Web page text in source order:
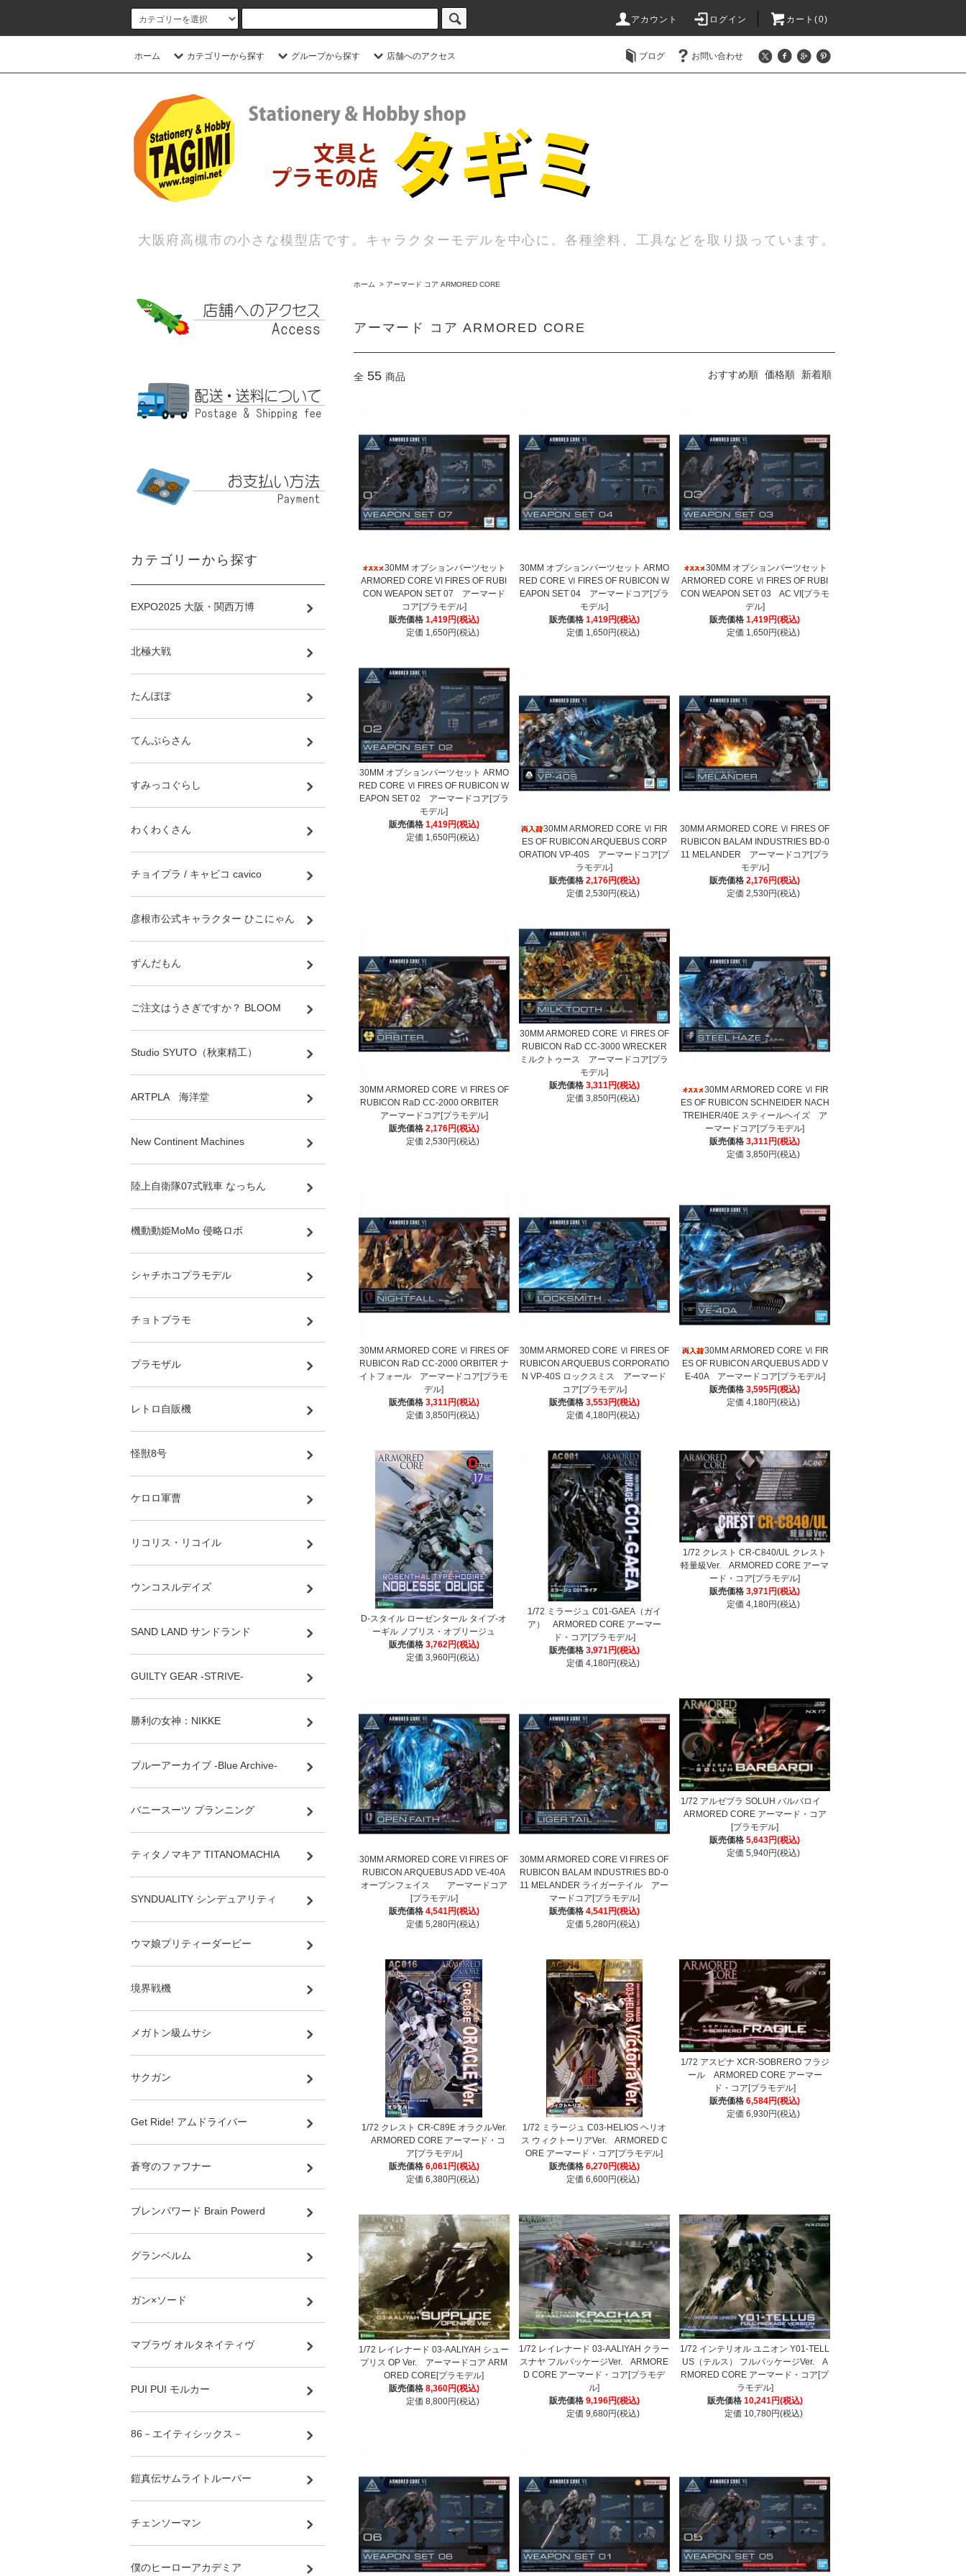
アカウント ログイン カート(0)
ホーム カテゴリーから探す グループから探す 店舗へのアクセス ブログ お問い合わせ
大阪府高槻市の小さな模型店です。キャラクターモデルを中心に、各種塗料、工具などを取り扱っています。
ホーム > アーマード コア ARMORED CORE
アーマード コア ARMORED CORE
全 55 商品 おすすめ順 価格順 新着順
30MM オプションパーツセット
ARMORED CORE VI FIRES OF RUBI
CON WEAPON SET 07 アーマード
コア[プラモデル]
販売価格 1,419円(税込)
定価 1,650円(税込)
30MM オプションパーツセット ARMO
RED CORE Ⅵ FIRES OF RUBICON W
EAPON SET 04 アーマードコア[プラ
モデル]
販売価格 1,419円(税込)
定価 1,650円(税込)
30MM オプションパーツセット
ARMORED CORE Ⅵ FIRES OF RUBI
CON WEAPON SET 03 AC VI[プラモ
デル]
販売価格1,419円(税込)
定価 1,650円(税込)
30MM オプションパーツセット ARMO
RED CORE Ⅵ FIRES OF RUBICON W
EAPON SET 02 アーマードコア[プラ
モデル]
販売価格 1,419円(税込)
定価 1,650円(税込)
30MM ARMORED CORE Ⅵ FIR
ES OF RUBICON ARQUEBUS CORP
ORATION VP-40S アーマードコア[プ
ラモデル]
販売価格 2,176円(税込)
定価 2,530円(税込)
30MM ARMORED CORE Ⅵ FIRES OF
RUBICON BALAM INDUSTRIES BD-0
11 MELANDER アーマードコア[プラ
モデル]
販売価格2,176円(税込)
定価 2,530円(税込)
30MM ARMORED CORE Ⅵ FIRES OF
RUBICON RaD CC-2000 ORBITER
アーマードコア[プラモデル]
販売価格 2,176円(税込)
定価 2,530円(税込)
30MM ARMORED CORE Ⅵ FIRES OF
RUBICON RaD CC-3000 WRECKER
ミルクトゥース アーマードコア[プラ
モデル]
販売価格 3,311円(税込)
定価 3,850円(税込)
30MM ARMORED CORE Ⅵ FIR
ES OF RUBICON SCHNEIDER NACH
TREIHER/40E スティールヘイズ ア
ーマードコア[プラモデル]
販売価格3,311円(税込)
定価 3,850円(税込)
30MM ARMORED CORE Ⅵ FIRES OF
RUBICON RaD CC-2000 ORBITER ナ
イトフォール アーマードコア[プラモ
デル]
販売価格 3,311円(税込)
定価 3,850円(税込)
30MM ARMORED CORE Ⅵ FIRES OF
RUBICON ARQUEBUS CORPORATIO
N VP-40S ロックスミス アーマード
コア[プラモデル]
販売価格 3,553円(税込)
定価 4,180円(税込)
30MM ARMORED CORE Ⅵ FIR
ES OF RUBICON ARQUEBUS ADD V
E-40A アーマードコア[プラモデル]
販売価格3,595円(税込)
定価 4,180円(税込)
D-スタイル ローゼンタール タイプ-オ
ーギル ノブリス・オブリージュ
販売価格 3,762円(税込)
定価 3,960円(税込)
1/72 ミラージュ C01-GAEA（ガイ
ア） ARMORED CORE アーマー
ド・コア[プラモデル]
販売価格 3,971円(税込)
定価 4,180円(税込)
1/72 クレスト CR-C840/UL クレスト
軽量級Ver. ARMORED CORE アーマ
ード・コア[プラモデル]
販売価格3,971円(税込)
定価 4,180円(税込)
30MM ARMORED CORE VI FIRES OF
RUBICON ARQUEBUS ADD VE-40A
オープンフェイス アーマードコア
[プラモデル]
販売価格 4,541円(税込)
定価 5,280円(税込)
30MM ARMORED CORE VI FIRES OF
RUBICON BALAM INDUSTRIES BD-0
11 MELANDER ライガーテイル アー
マードコア[プラモデル]
販売価格 4,541円(税込)
定価 5,280円(税込)
1/72 アルゼブラ SOLUH バルバロイ
ARMORED CORE アーマード・コア
[プラモデル]
販売価格5,643円(税込)
定価 5,940円(税込)
1/72 クレスト CR-C89E オラクルVer.
ARMORED CORE アーマード・コ
ア[プラモデル]
販売価格 6,061円(税込)
定価 6,380円(税込)
1/72 ミラージュ C03-HELIOS ヘリオ
ス ウィクトーリアVer. ARMORED C
ORE アーマード・コア[プラモデル]
販売価格 6,270円(税込)
定価 6,600円(税込)
1/72 アスピナ XCR-SOBRERO フラジ
ール ARMORED CORE アーマー
ド・コア[プラモデル]
販売価格6,584円(税込)
定価 6,930円(税込)
1/72 レイレナード 03-AALIYAH シュー
プリス OP Ver. アーマードコア ARM
ORED CORE[プラモデル]
販売価格 8,360円(税込)
定価 8,800円(税込)
1/72 レイレナード 03-AALIYAH クラー
スナヤ フルパッケージVer. ARMORE
D CORE アーマード・コア[プラモデ
ル]
販売価格 9,196円(税込)
定価 9,680円(税込)
1/72 インテリオル ユニオン Y01-TELL
US（テルス） フルパッケージVer. A
RMORED CORE アーマード・コア[プ
ラモデル]
販売価格 10,241円(税込)
定価 10,780円(税込)
カテゴリーから探す
EXPO2025 大阪・関西万博
北極大戦
たんぽぽ
てんぷらさん
すみっコぐらし
わくわくさん
チョイプラ / キャビコ cavico
彦根市公式キャラクター ひこにゃん
ずんだもん
ご注文はうさぎですか？ BLOOM
Studio SYUTO（秋東精工）
ARTPLA 海洋堂
New Continent Machines
陸上自衛隊07式戦車 なっちん
機動動姫MoMo 侵略ロボ
シャチホコプラモデル
チョトプラモ
プラモザル
レトロ自販機
怪獣8号
ケロロ軍曹
リコリス・リコイル
ウンコスルデイズ
SAND LAND サンドランド
GUILTY GEAR -STRIVE-
勝利の女神：NIKKE
ブルーアーカイブ -Blue Archive-
バニースーツ プランニング
ティタノマキア TITANOMACHIA
SYNDUALITY シンデュアリティ
ウマ娘プリティーダービー
境界戦機
メガトン級ムサシ
サクガン
Get Ride! アムドライバー
蒼穹のファフナー
ブレンパワード Brain Powerd
グランベルム
ガン×ソード
マブラヴ オルタネイティヴ
PUI PUI モルカー
86－エイティシックス－
鎧真伝サムライトルーパー
チェンソーマン
僕のヒーローアカデミア